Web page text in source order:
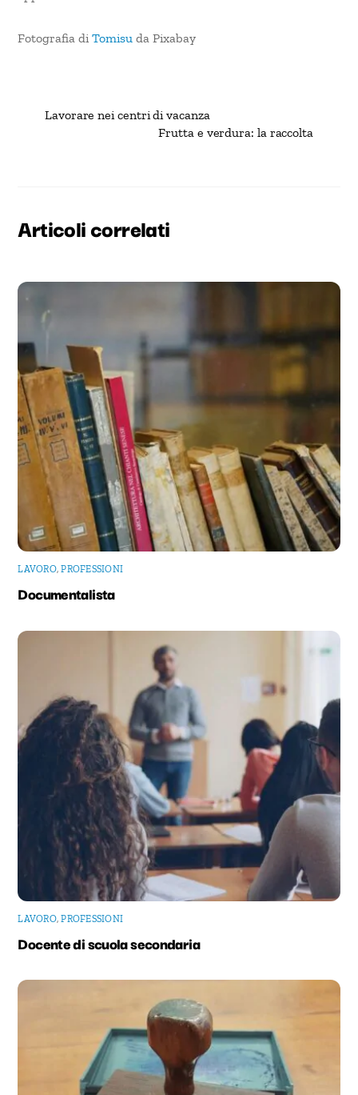
Fotografia diTomisu da Pixabay
Lavorare nei centri di vacanza
Frutta e verdura: la raccolta
LAVORO,PROFESSIONI
Documentalista
LAVORO,PROFESSIONI
Docente di scuola secondaria